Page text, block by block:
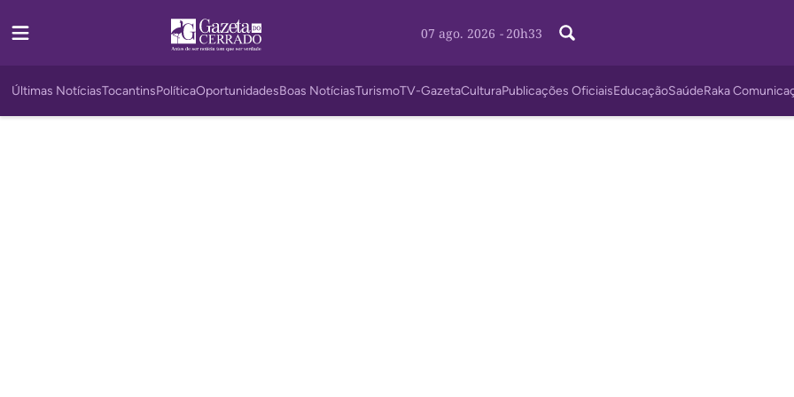
07 ago. 2026 - 20h33
Últimas NotíciasTocantinsPolíticaOportunidadesBoas NotíciasTurismoTV-GazetaCulturaPublicações OficiaisEducaçãoSaúdeRaka